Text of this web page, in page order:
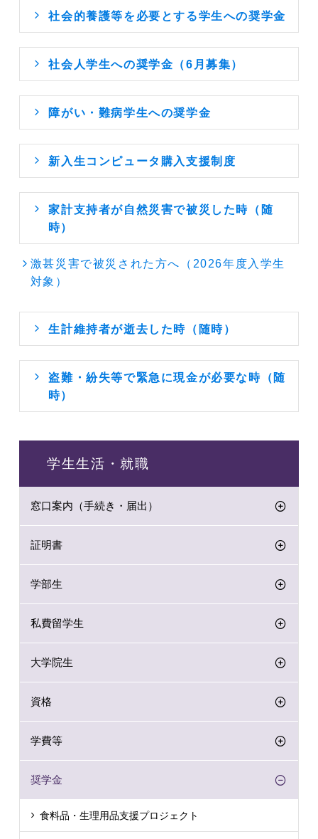
社会的養護等を必要とする学生への奨学金
社会人学生への奨学金（6月募集）
障がい・難病学生への奨学金
新入生コンピュータ購入支援制度
家計支持者が自然災害で被災した時（随
時）
激甚災害で被災された方へ（2026年度入学生
対象）
生計維持者が逝去した時（随時）
盗難・紛失等で緊急に現金が必要な時（随
時）
学生生活・就職
窓口案内（手続き・届出）
証明書
学部生
私費留学生
大学院生
資格
学費等
奨学金
食料品・生理用品支援プロジェクト